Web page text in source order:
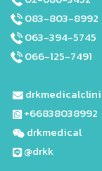
083-803-8992
063-394-5745
066-125-7491
+66838038992
drkmedical
@drkk